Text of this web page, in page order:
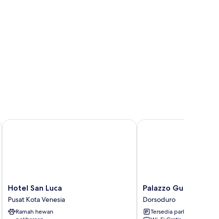
Hotel
San
Luca
Pusat
Hotel San Luca
Pusat Kota Venesia
Ramah hewan
Hotel San Luca
Palazzo
Guardi
Dorsoduro
Palazzo Guardi
Dorsoduro
Tersedia parkir
Palazzo Guardi